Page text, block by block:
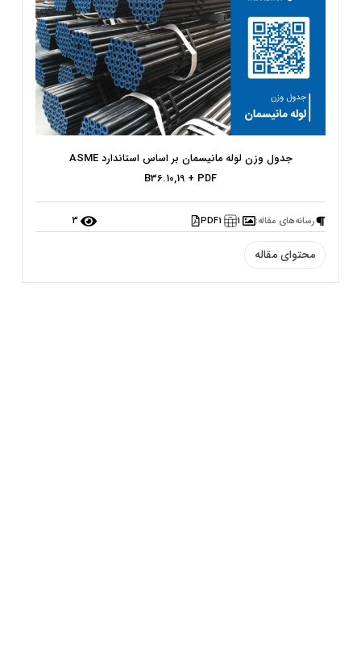
جدول وزن لوله مانیسمان بر اساس استاندارد ASME
B36.10,19 + PDF
رسانه‌‌های مقاله: 1
1
PDF
3
محتوای مقاله